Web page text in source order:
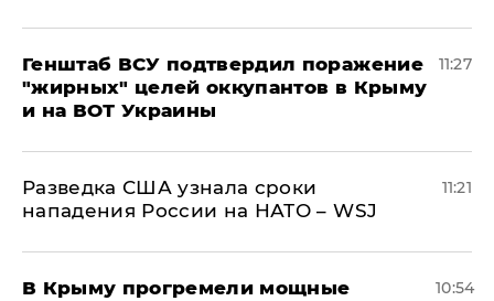
Генштаб ВСУ подтвердил поражение
"жирных" целей оккупантов в Крыму
и на ВОТ Украины
11:27
Разведка США узнала сроки
нападения России на НАТО – WSJ
11:21
В Крыму прогремели мощные
10:54